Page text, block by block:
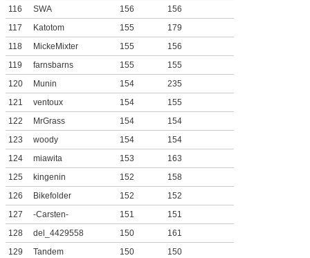
116
SWA 156
156
117
Katotom 155
179
118
MickeMixter 155
156
119
farnsbarns 155
155
120
Munin 154
235
121
ventoux 154
155
122
MrGrass 154
154
123
woody 154
154
124
miawita 153
163
125
kingenin 152
158
126
Bikefolder 152
152
127
-Carsten- 151
151
128
del_4429558 150
161
129
Tandem 150
150